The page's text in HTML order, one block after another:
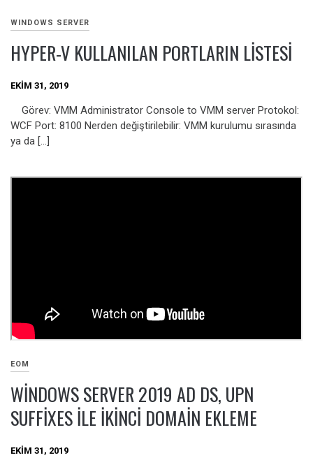
WINDOWS SERVER
HYPER-V KULLANILAN PORTLARIN LISTESI
EKIM 31, 2019
Görev: VMM Administrator Console to VMM server Protokol:
WCF Port: 8100 Nerden değiştirilebilir: VMM kurulumu sırasında
ya da […]
EOM
WINDOWS SERVER 2019 AD DS, UPN
SUFFIXES ILE IKINCI DOMAIN EKLEME
EKIM 31, 2019